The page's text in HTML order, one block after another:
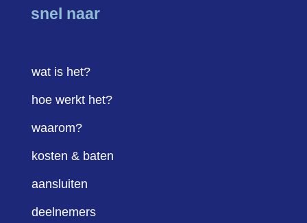
snel naar
wat is het?
hoe werkt het?
waarom?
kosten & baten
aansluiten
deelnemers